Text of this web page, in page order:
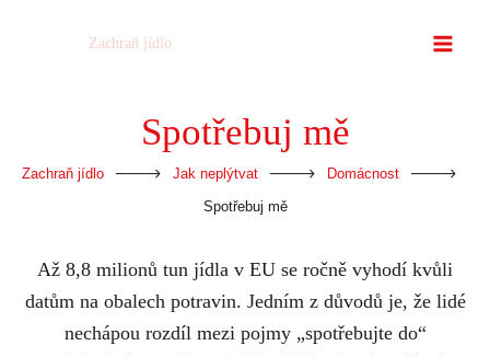
Zachraň jídlo
Spotřebuj mě
Zachraň jídlo - Jak neplýtvat - Domácnost -
Spotřebuj mě
Až 8,8 milionů tun jídla v EU se ročně vyhodí kvůli
datům na obalech potravin. Jedním z důvodů je, že lidé
nechápou rozdíl mezi pojmy „spotřebujte do“